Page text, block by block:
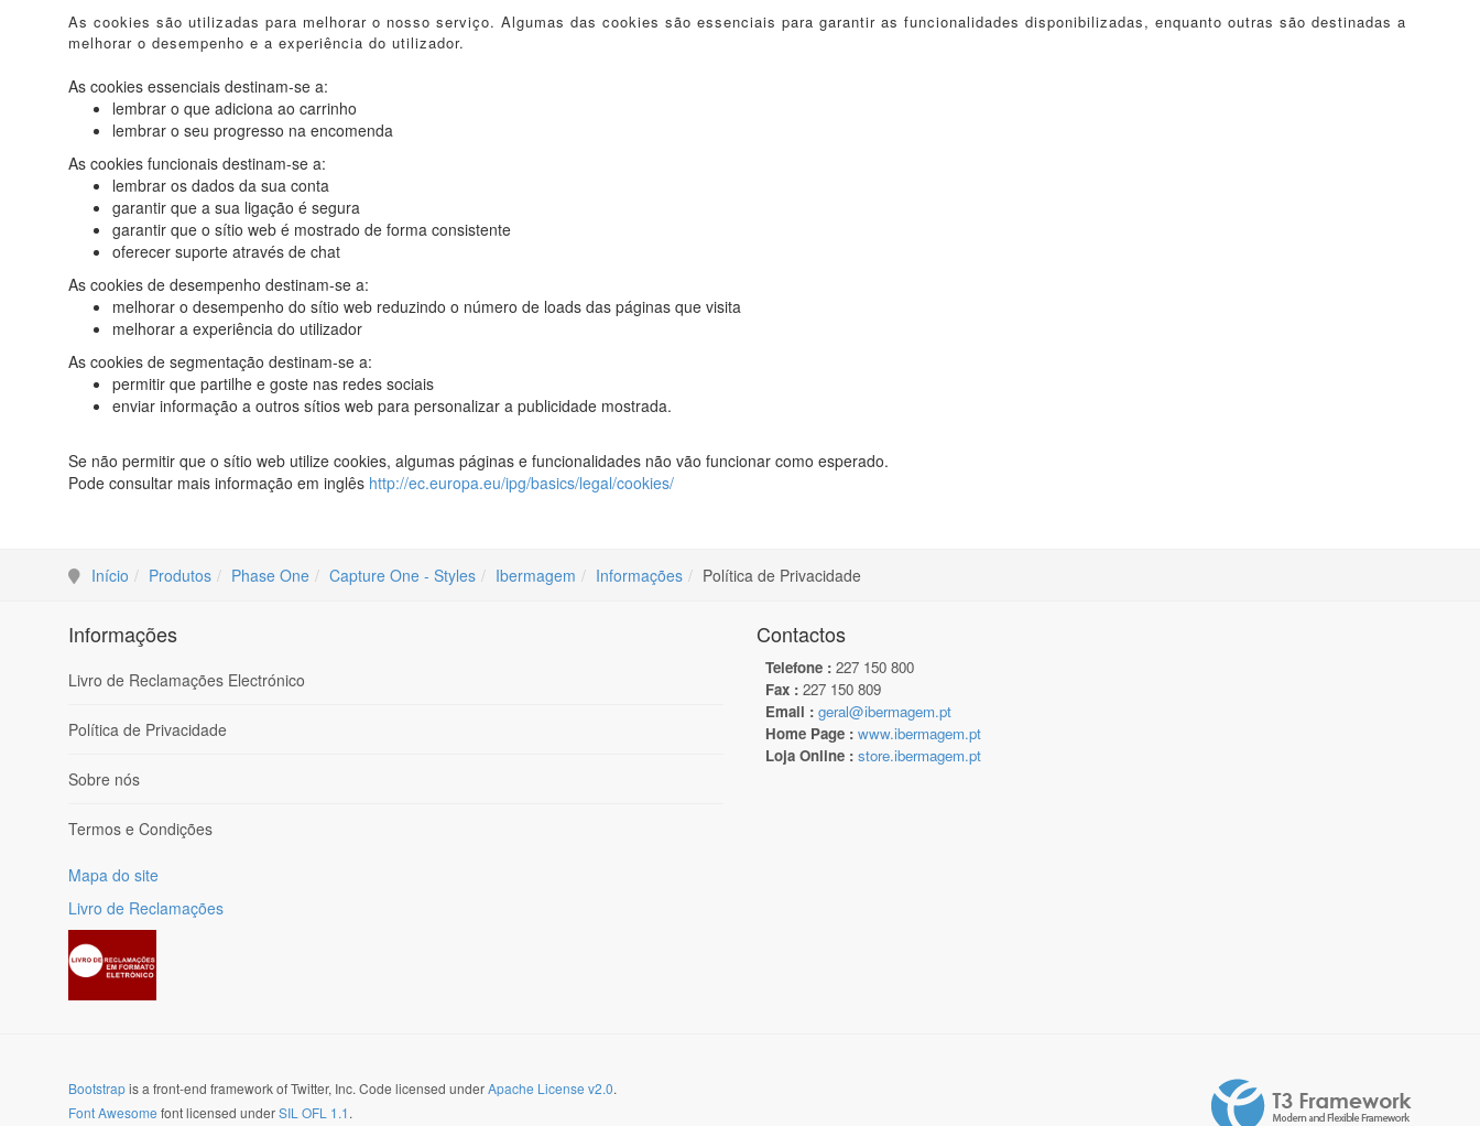
As cookies são utilizadas para melhorar o nosso serviço. Algumas das cookies são essenciais para garantir as funcionalidades disponibilizadas, enquanto outras são destinadas a
melhorar o desempenho e a experiência do utilizador.
As cookies essenciais destinam-se a:
lembrar o que adiciona ao carrinho
lembrar o seu progresso na encomenda
As cookies funcionais destinam-se a:
lembrar os dados da sua conta
garantir que a sua ligação é segura
garantir que o sítio web é mostrado de forma consistente
oferecer suporte através de chat
As cookies de desempenho destinam-se a:
melhorar o desempenho do sítio web reduzindo o número de loads das páginas que visita
melhorar a experiência do utilizador
As cookies de segmentação destinam-se a:
permitir que partilhe e goste nas redes sociais
enviar informação a outros sítios web para personalizar a publicidade mostrada.
Se não permitir que o sítio web utilize cookies, algumas páginas e funcionalidades não vão funcionar como esperado.
Pode consultar mais informação em inglês http://ec.europa.eu/ipg/basics/legal/cookies/
Início Produtos Phase One Capture One - Styles Ibermagem Informações Política de Privacidade
Informações
Livro de Reclamações Electrónico
Política de Privacidade
Sobre nós
Termos e Condições
Mapa do site
Livro de Reclamações
Contactos
Telefone : 227 150 800
Fax : 227 150 809
Email : geral@ibermagem.pt
Home Page : www.ibermagem.pt
Loja Online : store.ibermagem.pt
Bootstrapis a front-end framework of Twitter, Inc. Code licensed underApache License v2.0.
Font Awesome font licensed underSIL OFL 1.1.